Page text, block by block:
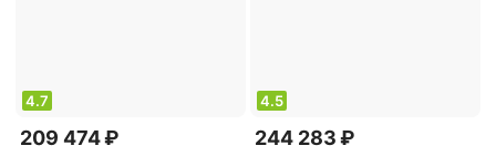
4.7
209 474 ₽
4.5
244 283 ₽